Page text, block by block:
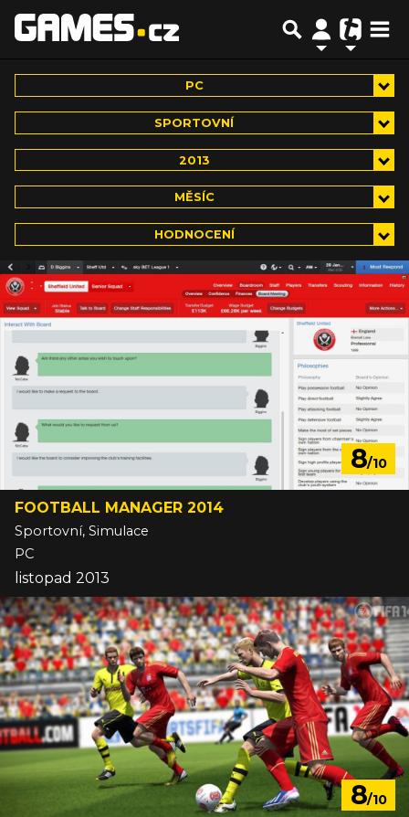
PC
SPORTOVNÍ
2013
MĚSÍC
HODNOCENÍ
8/10
FOOTBALL MANAGER 2014
Sportovní, Simulace
PC
listopad 2013
8/10